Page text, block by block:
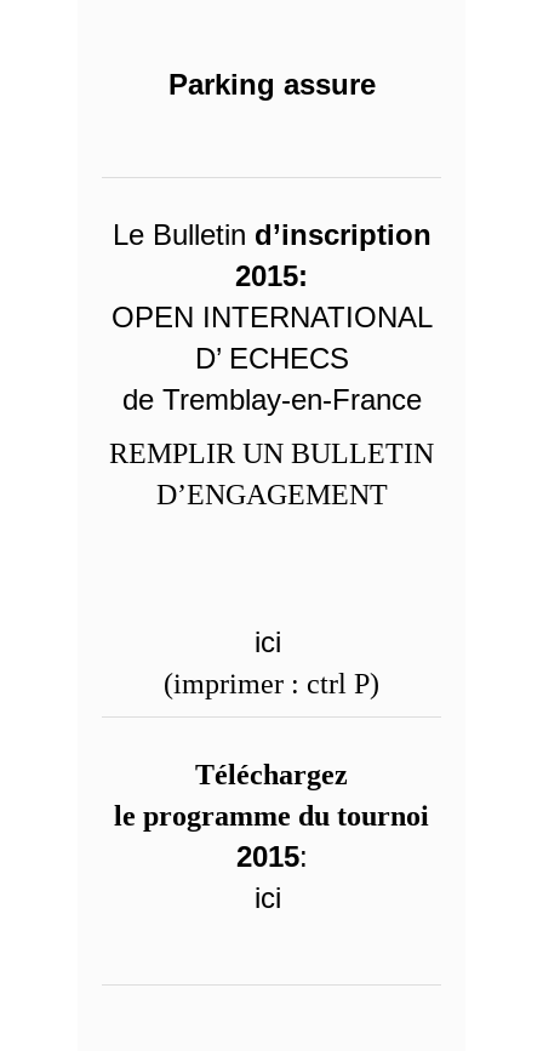
Parking assure
Le Bulletin d’inscription
2015:
OPEN INTERNATIONAL
D’ ECHECS
de Tremblay-en-France
REMPLIR UN BULLETIN
D’ENGAGEMENT
ici
(imprimer : ctrl P)
Téléchargez
le programme du tournoi
2015:
ici